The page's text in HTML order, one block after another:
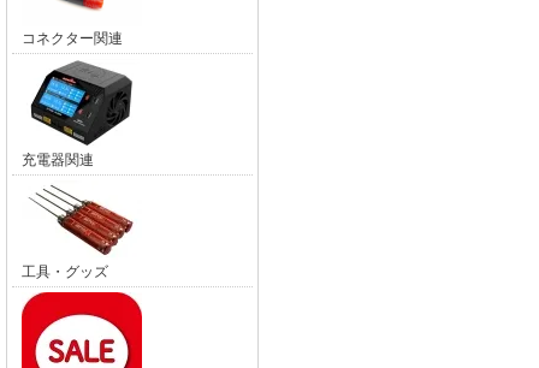
コネクター関連
充電器関連
工具・グッズ